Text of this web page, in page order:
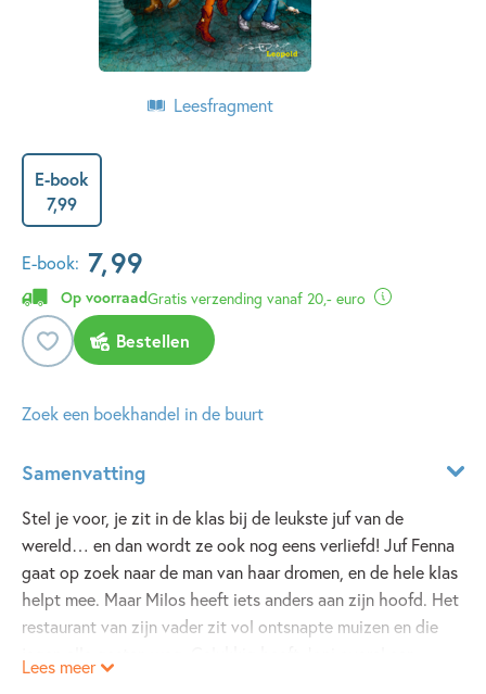
Leesfragment
E-book
7,99
E-book: 7,99
Op voorraadGratis verzending vanaf 20,- euro
Bestellen
Zoek een boekhandel in de buurt
Samenvatting
Stel je voor, je zit in de klas bij de leukste juf van de
wereld… en dan wordt ze ook nog eens verliefd! Juf Fenna
gaat op zoek naar de man van haar dromen, en de hele klas
helpt mee. Maar Milos heeft iets anders aan zijn hoofd. Het
restaurant van zijn vader zit vol ontsnapte muizen en die
knettergekke oplossing voor.
Lees meer